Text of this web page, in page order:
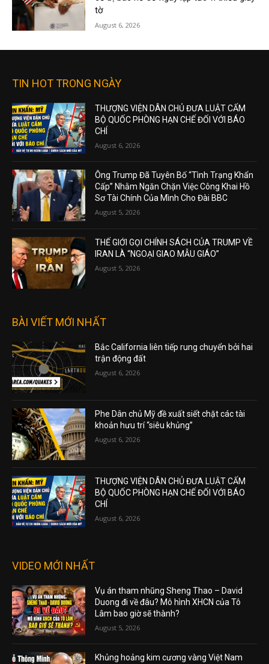
tờ
August 6, 2026
TIN HOT TRONG NGÀY
THƯỢNG VIỆN DÂN CHỦ ĐƯA LUẬT CẤM
BỘ QUỐC PHÒNG HẠN CHẾ ĐỐI VỚI BÁO
CHÍ
August 6, 2026
Ông Trump Đã Tuyên Bố “Tình Trạng Khẩn
Cấp” Nhằm Ngăn Chặn Việc Công Khai Hồ
Sơ Tài Chính Của Mình Cho Đài BBC
August 5, 2026
THẾ GIỚI GỌI CHÍNH SÁCH CỦA TRUMP VỀ
IRAN LÀ “NGOẠI GIAO MẪU GIÁO”
August 5, 2026
BÀI VIẾT MỚI NHẤT
Bắc California liên tiếp rung chuyển bởi hai
trận động đất
August 6, 2026
Phe Dân chủ Mỹ đề xuất siết chặt các tài
khoản hưu trí “siêu khủng”
August 6, 2026
THƯỢNG VIỆN DÂN CHỦ ĐƯA LUẬT CẤM
BỘ QUỐC PHÒNG HẠN CHẾ ĐỐI VỚI BÁO
CHÍ
August 6, 2026
VIDEO MỚI NHẤT
Vụ án tham nhũng Sheng Thao – David
Duong đi về đâu? Mô hình XHCN của Tô
Lâm bao giờ sẽ thành?
August 5, 2026
Khủng hoảng kim cương vàng Việt Nam